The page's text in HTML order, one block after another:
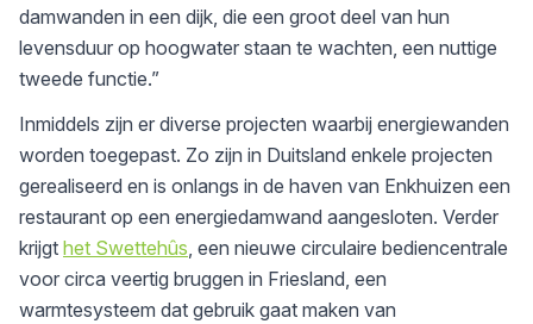
damwanden in een dijk, die een groot deel van hun
levensduur op hoogwater staan te wachten, een nuttige
tweede functie.”
Inmiddels zijn er diverse projecten waarbij energiewanden
worden toegepast. Zo zijn in Duitsland enkele projecten
gerealiseerd en is onlangs in de haven van Enkhuizen een
restaurant op een energiedamwand aangesloten. Verder
krijgt het Swettehûs, een nieuwe circulaire bediencentrale
voor circa veertig bruggen in Friesland, een
warmtesysteem dat gebruik gaat maken van